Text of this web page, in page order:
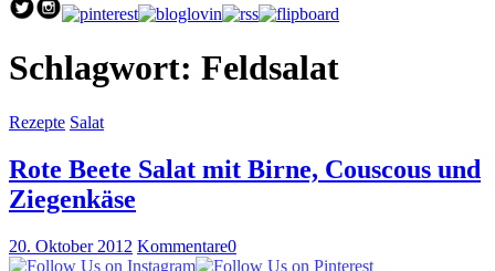
Schlagwort: Feldsalat
Rezepte Salat
Rote Beete Salat mit Birne, Couscous und
Ziegenkäse
20. Oktober 2012 Kommentare0